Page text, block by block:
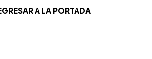
A LA PORTADA